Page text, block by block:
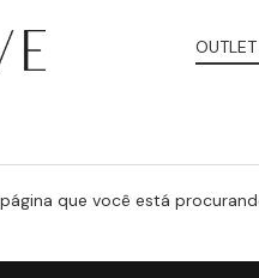
que você está